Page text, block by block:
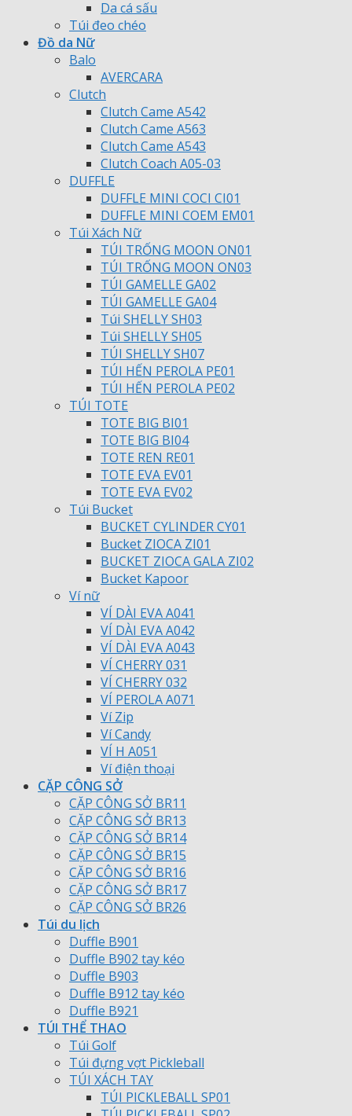
Da cá sấu
Túi đeo chéo
Đồ da Nữ
Balo
AVERCARA
Clutch
Clutch Came A542
Clutch Came A563
Clutch Came A543
Clutch Coach A05-03
DUFFLE
DUFFLE MINI COCI CI01
DUFFLE MINI COEM EM01
Túi Xách Nữ
TÚI TRỐNG MOON ON01
TÚI TRỐNG MOON ON03
TÚI GAMELLE GA02
TÚI GAMELLE GA04
Túi SHELLY SH03
Túi SHELLY SH05
TÚI SHELLY SH07
TÚI HẾN PEROLA PE01
TÚI HẾN PEROLA PE02
TÚI TOTE
TOTE BIG BI01
TOTE BIG BI04
TOTE REN RE01
TOTE EVA EV01
TOTE EVA EV02
Túi Bucket
BUCKET CYLINDER CY01
Bucket ZIOCA ZI01
BUCKET ZIOCA GALA ZI02
Bucket Kapoor
Ví nữ
VÍ DÀI EVA A041
VÍ DÀI EVA A042
VÍ DÀI EVA A043
VÍ CHERRY 031
VÍ CHERRY 032
VÍ PEROLA A071
Ví Zip
Ví Candy
VÍ H A051
Ví điện thoại
CẶP CÔNG SỞ
CẶP CÔNG SỞ BR11
CẶP CÔNG SỞ BR13
CẶP CÔNG SỞ BR14
CẶP CÔNG SỞ BR15
CẶP CÔNG SỞ BR16
CẶP CÔNG SỞ BR17
CẶP CÔNG SỞ BR26
Túi du lịch
Duffle B901
Duffle B902 tay kéo
Duffle B903
Duffle B912 tay kéo
Duffle B921
TÚI THỂ THAO
Túi Golf
Túi đựng vợt Pickleball
TÚI XÁCH TAY
TÚI PICKLEBALL SP01